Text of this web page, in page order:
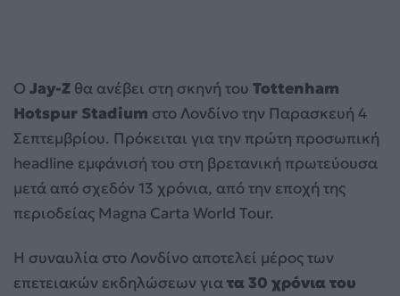
Ο Jay-Z θα ανέβει στη σκηνή του Tottenham
Hotspur Stadium στο Λονδίνο την Παρασκευή 4
Σεπτεμβρίου. Πρόκειται για την πρώτη προσωπική
headline εμφάνισή του στη βρετανική πρωτεύουσα
μετά από σχεδόν 13 χρόνια, από την εποχή της
περιοδείας Magna Carta World Tour.
Η συναυλία στο Λονδίνο αποτελεί μέρος των
επετειακών εκδηλώσεων γιατα 30 χρόνια του